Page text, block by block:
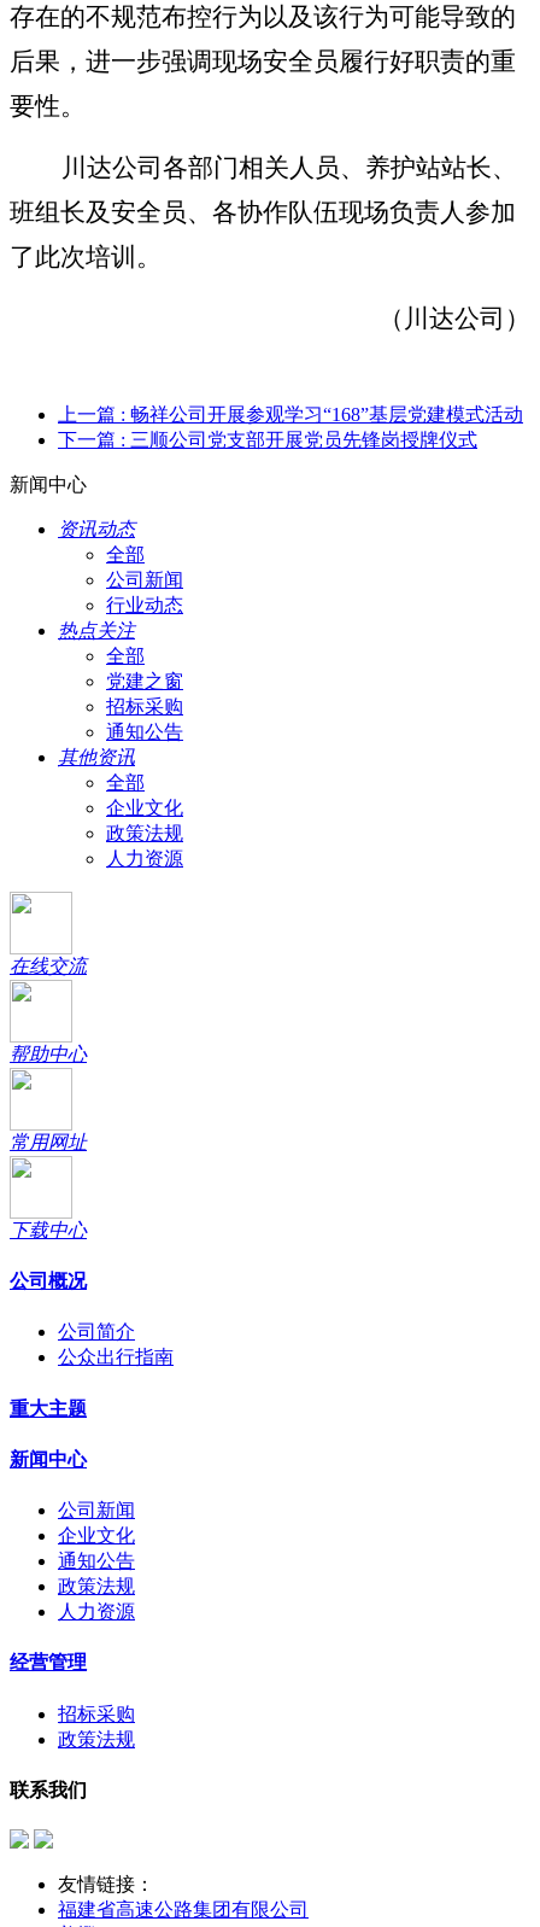
存在的不规范布控行为以及该行为可能导致的
后果，进一步强调现场安全员履行好职责的重
要性。
川达公司各部门相关人员、养护站站长、
班组长及安全员、各协作队伍现场负责人参加
了此次培训。
（川达公司）
上一篇 : 畅祥公司开展参观学习“168”基层党建模式活动
下一篇 : 三顺公司党支部开展党员先锋岗授牌仪式
新闻中心
资讯动态
全部
公司新闻
行业动态
热点关注
全部
党建之窗
招标采购
通知公告
其他资讯
全部
企业文化
政策法规
人力资源
在线交流
帮助中心
常用网址
下载中心
公司概况
公司简介
公众出行指南
重大主题
新闻中心
公司新闻
企业文化
通知公告
政策法规
人力资源
经营管理
招标采购
政策法规
联系我们
友情链接：
福建省高速公路集团有限公司